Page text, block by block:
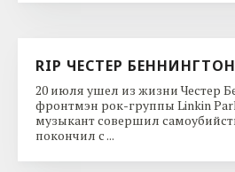
RIP ЧЕСТЕР БЕННИНГТОН
20 июля ушел из жизни Честер
фронтмэн рок-группы Linkin
музыкант совершил
покончил с ...